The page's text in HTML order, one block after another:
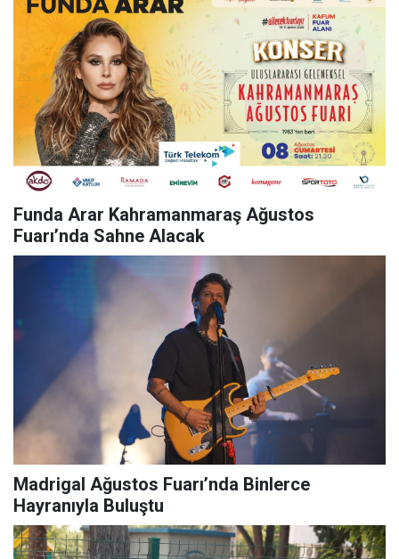
Funda Arar Kahramanmaraş Ağustos
Fuarı’nda Sahne Alacak
Madrigal Ağustos Fuarı’nda Binlerce
Hayranıyla Buluştu